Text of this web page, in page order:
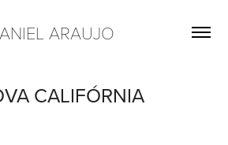
ARAUJO
CALIFÓRNIA